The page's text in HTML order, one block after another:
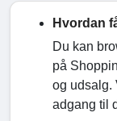
Hvordan
Du kan
på
og udsalg.
adgang til